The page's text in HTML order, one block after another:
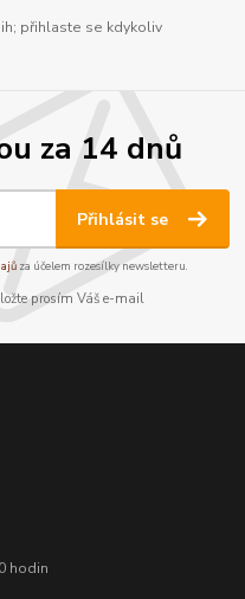
přihlaste se kdykoliv
za 14 dnů
Přihlásit se
za účelem rozesílky newsletteru.
prosím Váš e-mail
hodin